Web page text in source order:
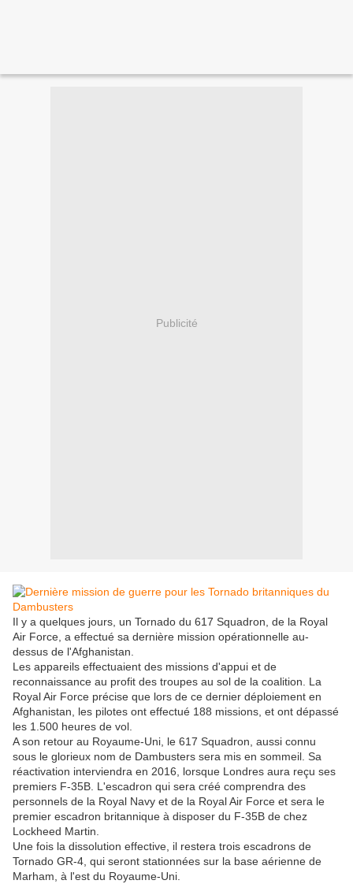
Publicité
Il y a quelques jours, un Tornado du 617 Squadron, de la Royal
Air Force, a effectué sa dernière mission opérationnelle au-
dessus de l'Afghanistan.
Les appareils effectuaient des missions d'appui et de
reconnaissance au profit des troupes au sol de la coalition. La
Royal Air Force précise que lors de ce dernier déploiement en
Afghanistan, les pilotes ont effectué 188 missions, et ont dépassé
les 1.500 heures de vol.
A son retour au Royaume-Uni, le 617 Squadron, aussi connu
sous le glorieux nom de Dambusters sera mis en sommeil. Sa
réactivation interviendra en 2016, lorsque Londres aura reçu ses
premiers F-35B. L'escadron qui sera créé comprendra des
personnels de la Royal Navy et de la Royal Air Force et sera le
premier escadron britannique à disposer du F-35B de chez
Lockheed Martin.
Une fois la dissolution effective, il restera trois escadrons de
Tornado GR-4, qui seront stationnées sur la base aérienne de
Marham, à l'est du Royaume-Uni.